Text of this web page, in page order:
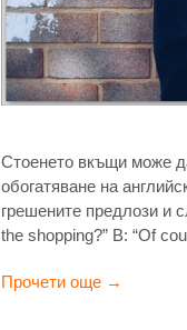
Стоенето вкъщи може
обогатяване на
грешените предлози и
the shopping?” B: “Of
Прочети още →